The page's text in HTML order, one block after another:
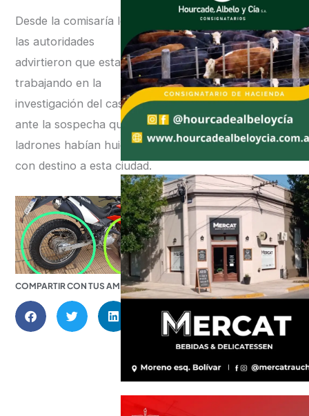
Desde la comisaría local
las autoridades
advirtieron que estaban
trabajando en la
investigación del caso, 7y
ante la sospecha que los
ladrones habían huido
con destino a esta ciudad.
COMPARTIR CON TUS AMIGOS